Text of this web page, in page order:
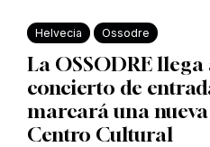
Helvecia Ossodre
La OSSODRE
concierto de
marcará una
Centro Cultural